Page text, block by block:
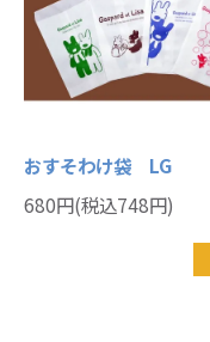
おすそわけ袋 LG
680円(税込748円)